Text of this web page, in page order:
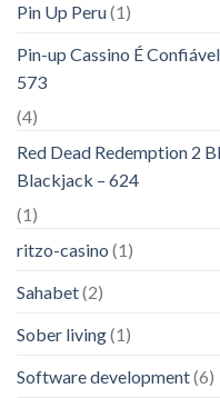
Pin Up Peru(1)
Pin-up Cassino É
573
(4)
Red Dead Redemption 2
Blackjack – 624
(1)
ritzo-casino (1)
Sahabet(2)
Sober living(1)
Software development(6)